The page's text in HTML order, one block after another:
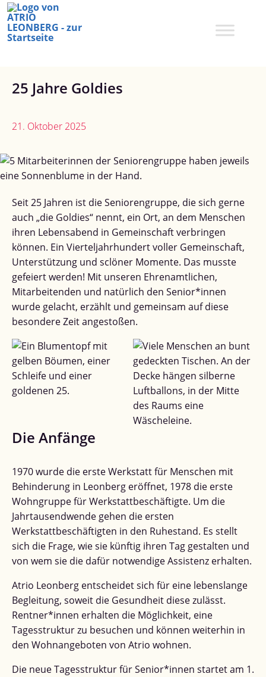
Zum
Inhalt
25 Jahre Goldies
21. Oktober 2025
Seit 25 Jahren ist die Seniorengruppe, die sich gerne
auch „die Goldies“ nennt, ein Ort, an dem Menschen
ihren Lebensabend in Gemeinschaft verbringen
können. Ein Vierteljahrhundert voller Gemeinschaft,
Unterstützung und sclöner Momente. Das musste
gefeiert werden! Mit unseren Ehrenamtlichen,
Mitarbeitenden und natürlich den Senior*innen
wurde gelacht, erzählt und gemeinsam auf diese
besondere Zeit angestoßen.
Die Anfänge
1970 wurde die erste Werkstatt für Menschen mit
Behinderung in Leonberg eröffnet, 1978 die erste
Wohngruppe für Werkstattbeschäftigte. Um die
Jahrtausendwende gehen die ersten
Werkstattbeschäftigten in den Ruhestand. Es stellt
sich die Frage, wie sie künftig ihren Tag gestalten und
von wem sie die dafür notwendige Assistenz erhalten.
Atrio Leonberg entscheidet sich für eine lebenslange
Begleitung, soweit die Gesundheit diese zulässt.
Rentner*innen erhalten die Möglichkeit, eine
Tagesstruktur zu besuchen und können weiterhin in
den Wohnangeboten von Atrio wohnen.
Die neue Tagesstruktur für Senior*innen startet am 1.